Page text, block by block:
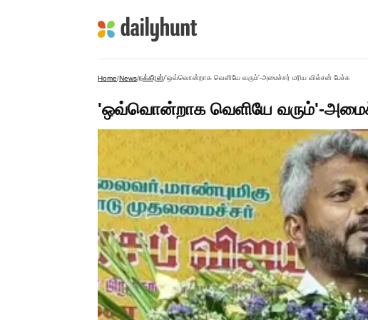
Home/News/நக்கீரன்/'ஒவ்வொன்றாக வெளியே வரும்'-அமைச்சர் மரிய வில்சன் பேச்சு
'ஒவ்வொன்றாக வெளியே வரும்'-